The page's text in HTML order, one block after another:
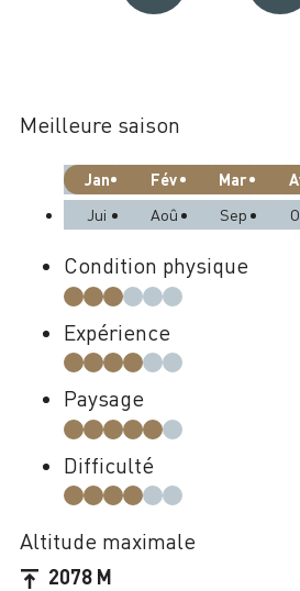
Meilleure saison
Jan Fév Mar
Jui
Aoû Sep
Condition physique
Expérience
Paysage
Difficulté
Altitude maximale
2078 M